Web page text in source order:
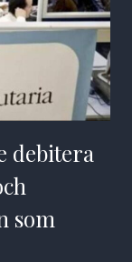
debitera
som